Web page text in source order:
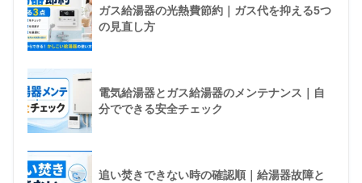
ガス給湯器の光熱費節約｜ガス代を抑える5つ
の見直し方
電気給湯器とガス給湯器のメンテナンス｜自
分でできる安全チェック
追い焚きできない時の確認順｜給湯器故障と